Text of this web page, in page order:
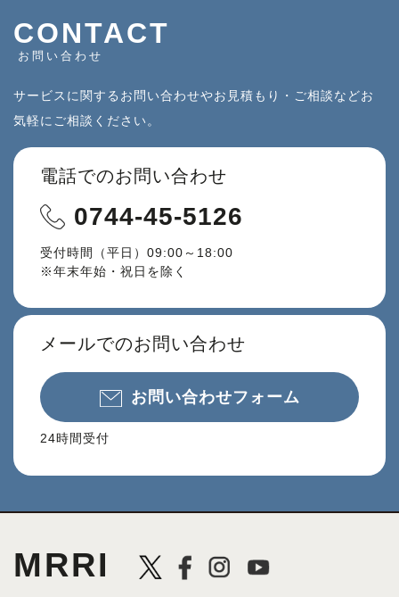
CONTACT
お問い合わせ
サービスに関するお問い合わせやお見積もり・ご相談などお
気軽にご相談ください。
電話でのお問い合わせ
0744-45-5126
受付時間（平日）09:00～18:00
※年末年始・祝日を除く
メールでのお問い合わせ
お問い合わせフォーム
24時間受付
MRRI